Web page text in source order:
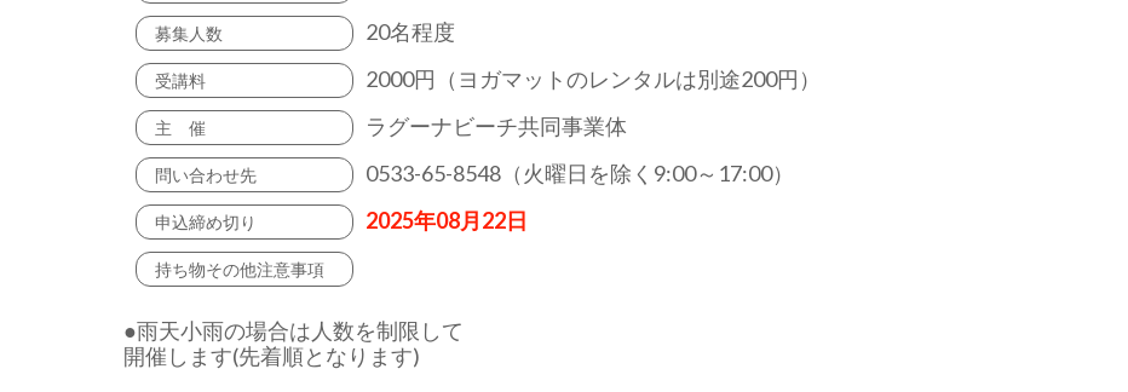
募集人数 20名程度
受講料 2000円（ヨガマットのレンタルは別途200円）
主 催 ラグーナビーチ共同事業体
問い合わせ先 0533-65-8548（火曜日を除く9:00～17:00）
申込締め切り 2025年08月22日
持ち物その他注意事項
●雨天小雨の場合は人数を制限して
開催します(先着順となります)